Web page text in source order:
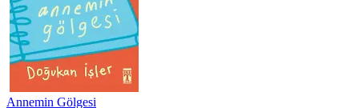
Annemin Gölgesi